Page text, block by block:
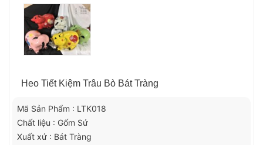
Heo Tiết Kiệm Trâu Bò Bát Tràng
Mã Sản Phẩm : LTK018
Chất liệu : Gốm Sứ
Xuất xứ : Bát Tràng